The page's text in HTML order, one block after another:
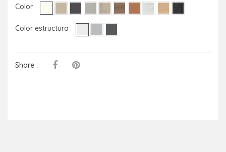
Color
Color estructura
Share :